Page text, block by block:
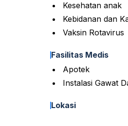
Kesehatan anak
Kebidanan dan
Vaksin Rotavirus
Fasilitas Medis
Apotek
Instalasi Gawat
Lokasi